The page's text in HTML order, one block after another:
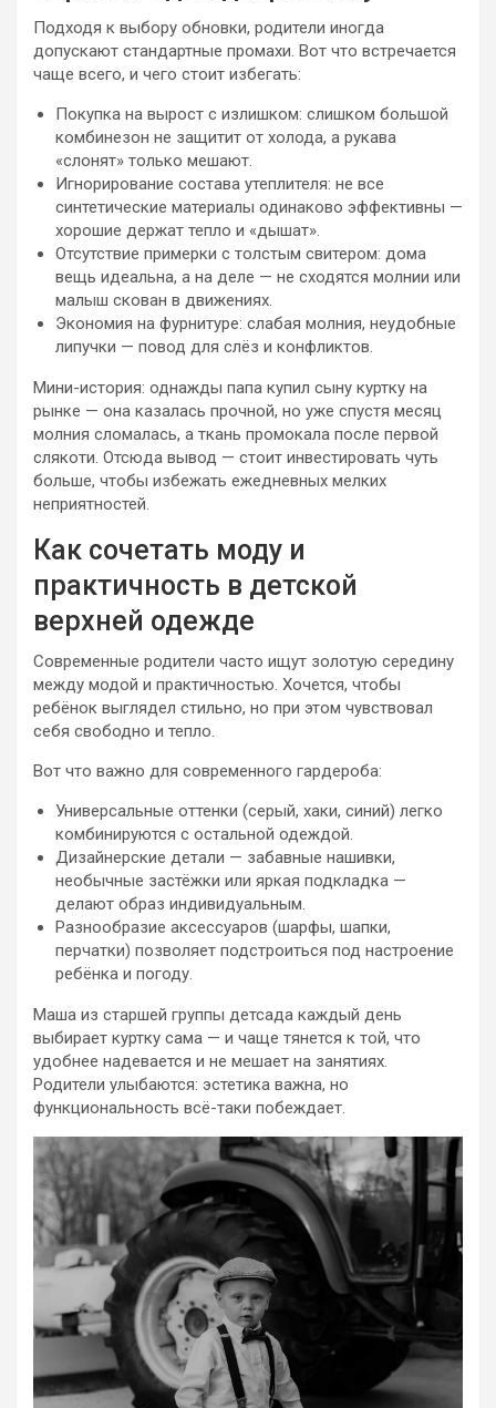
Подходя к выбору обновки, родители иногда
допускают стандартные промахи. Вот что встречается
чаще всего, и чего стоит избегать:
Покупка на вырост с излишком: слишком большой
комбинезон не защитит от холода, а рукава
«слонят» только мешают.
Игнорирование состава утеплителя: не все
синтетические материалы одинаково эффективны —
хорошие держат тепло и «дышат».
Отсутствие примерки с толстым свитером: дома
вещь идеальна, а на деле — не сходятся молнии или
малыш скован в движениях.
Экономия на фурнитуре: слабая молния, неудобные
липучки — повод для слёз и конфликтов.
Мини-история: однажды папа купил сыну куртку на
рынке — она казалась прочной, но уже спустя месяц
молния сломалась, а ткань промокала после первой
слякоти. Отсюда вывод — стоит инвестировать чуть
больше, чтобы избежать ежедневных мелких
неприятностей.
Как сочетать моду и
практичность в детской
верхней одежде
Современные родители часто ищут золотую середину
между модой и практичностью. Хочется, чтобы
ребёнок выглядел стильно, но при этом чувствовал
себя свободно и тепло.
Вот что важно для современного гардероба:
Универсальные оттенки (серый, хаки, синий) легко
комбинируются с остальной одеждой.
Дизайнерские детали — забавные нашивки,
необычные застёжки или яркая подкладка —
делают образ индивидуальным.
Разнообразие аксессуаров (шарфы, шапки,
перчатки) позволяет подстроиться под настроение
ребёнка и погоду.
Маша из старшей группы детсада каждый день
выбирает куртку сама — и чаще тянется к той, что
удобнее надевается и не мешает на занятиях.
Родители улыбаются: эстетика важна, но
функциональность всё-таки побеждает.